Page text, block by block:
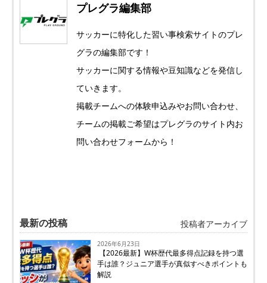
プレグラ編集部
サッカーに特化した習い事検索サイトのプレ
グラの編集部です！
サッカーに関する情報や豆知識などを発信し
ていきます。
掲載チームへの体験申込みやお問い合わせ、
チームの掲載ご希望はプレグラのサイト内お
問い合わせフォームから！
最新の投稿 投稿者アーカイブ
2026年6月23日
【2026最新】W杯歴代最多得点記録を持つ選
手は誰？ジュニア選手が真似すべきポイントも
解説